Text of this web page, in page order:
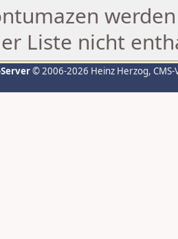
Liste nicht
© 2006-2026 Heinz Herzog,